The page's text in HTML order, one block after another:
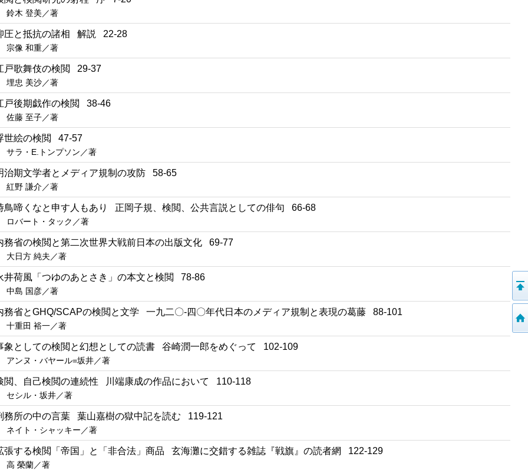
鈴木 登美／著
圧と抵抗の諸相 解説 22-28
宗像 和重／著
戸歌舞伎の検閲 29-37
埋忠 美沙／著
戸後期戯作の検閲 38-46
佐藤 至子／著
世絵の検閲 47-57
サラ・E.トンプソン／著
治期文学者とメディア規制の攻防 58-65
紅野 謙介／著
鳥啼くなと申す人もあり 正岡子規、検閲、公共言説としての俳句 66-68
ロバート・タック／著
務省の検閲と第二次世界大戦前日本の出版文化 69-77
大日方 純夫／著
井荷風「つゆのあとさき」の本文と検閲 78-86
中島 国彦／著
務省とGHQ/SCAPの検閲と文学 一九二〇-四〇年代日本のメディア規制と表現の葛藤 88-101
十重田 裕一／著
象としての検閲と幻想としての読書 谷崎潤一郎をめぐって 102-109
アンヌ・バヤール=坂井／著
閲、自己検閲の連続性 川端康成の作品において 110-118
セシル・坂井／著
務所の中の言葉 葉山嘉樹の獄中記を読む 119-121
ネイト・シャッキー／著
張する検閲「帝国」と「非合法」商品 玄海灘に交錯する雑誌『戦旗』の読者網 122-129
高 榮蘭／著